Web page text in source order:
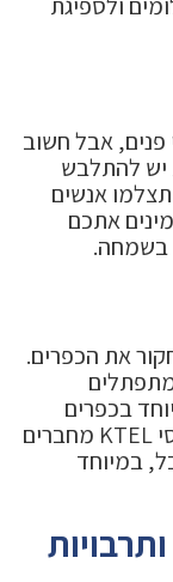
פנים, אבל חשוב
יש להתלבש
תצלמו אנשים
אתכם
בשמחה.
את הכפרים.
בכפרים
עצמם שם הרחובות צרים מאוד. אוטובוסי KTEL מחברים
במיוחד